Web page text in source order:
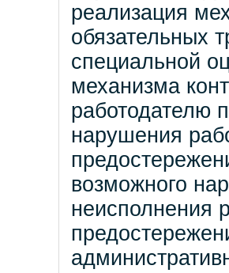
реализация
обязательных
специальной
механизма
работодателю
нарушения
возможного
неисполнения